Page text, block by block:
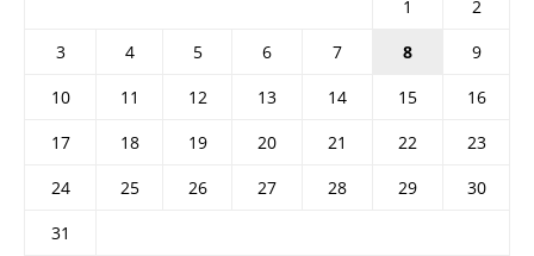
1
2
3
4 5 6 7 8
9
10
11 12 13 14 15
16
17
18 19 20 21 22
23
24
25 26 27 28 29
30
31